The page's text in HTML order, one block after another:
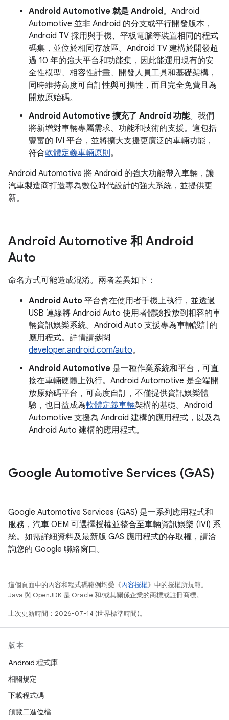
Android Automotive 就是 Android。Android
Automotive 並非 Android 的分支或平行開發版本，
Android TV 採用與手機、平板電腦等裝置相同的程式
碼集，並位於相同存放區。Android TV 建構於開發超
過 10 年的強大平台和功能集，因此能運用現有的安
全性模型、相容性計畫、開發人員工具和基礎架構，
同時維持高度可自訂性與可攜性，而且完全免費且為
開放原始碼。
Android Automotive 擴充了 Android 功能。我們
將新增對車輛專屬需求、功能和技術的支援。這包括
豐富的 IVI 平台，並將擴大支援更廣泛的車輛功能，
符合軟體定義車輛原則。
Android Automotive 將 Android 的強大功能帶入車輛，讓
汽車製造商打造專為數位時代設計的強大系統，並提供更
新。
Android Automotive 和 Android
Auto
命名方式可能造成混淆。兩者差異如下：
Android Auto 平台會在使用者手機上執行，並透過
USB 連線將 Android Auto 使用者體驗投放到相容的車
輛資訊娛樂系統。Android Auto 支援專為車輛設計的
應用程式。詳情請參閱
developer.android.com/auto。
Android Automotive 是一種作業系統和平台，可直
接在車輛硬體上執行。Android Automotive 是全端開
放原始碼平台，可高度自訂，不僅提供資訊娛樂體
驗，也日益成為軟體定義車輛架構的基礎。Android
Automotive 支援為 Android 建構的應用程式，以及為
Android Auto 建構的應用程式。
Google Automotive Services (GAS)
Google Automotive Services (GAS) 是一系列應用程式和
服務，汽車 OEM 可選擇授權並整合至車輛資訊娛樂 (IVI) 系
統。如需詳細資料及最新版 GAS 應用程式的存取權，請洽
詢您的 Google 聯絡窗口。
這個頁面中的內容和程式碼範例均受《內容授權》中的授權所規範。
Java 與 OpenJDK 是 Oracle 和/或其關係企業的商標或註冊商標。
上次更新時間：2026-07-14 (世界標準時間)。
版本
Android 程式庫
相關規定
下載程式碼
預覽二進位檔